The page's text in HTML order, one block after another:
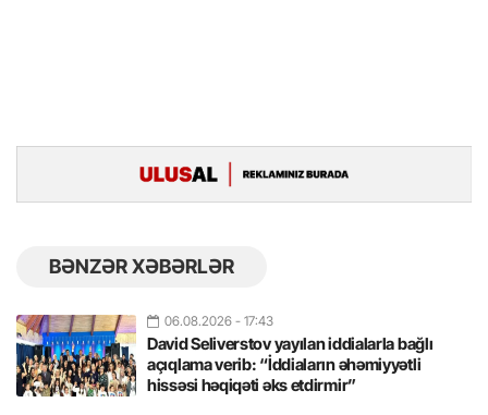
BƏNZƏR XƏBƏRLƏR
06.08.2026 - 17:43
David Seliverstov yayılan iddialarla bağlı
açıqlama verib: “İddiaların əhəmiyyətli
hissəsi həqiqəti əks etdirmir”